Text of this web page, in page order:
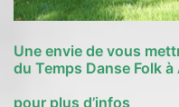
Une envie de vous
du Temps Danse Folk
pour plus d’infos